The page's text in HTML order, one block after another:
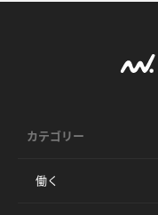
カテゴリー
働く